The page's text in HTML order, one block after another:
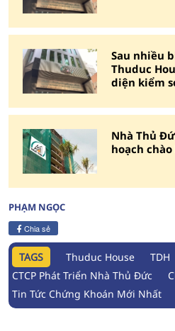
Sau nhiều
Thuduc
diện kiểm
Nhà Thủ
hoạch
PHẠM NGỌC
Chia sẻ
TAGS Thuduc House TDH
CTCP Phát Triển Nhà Thủ Đức
Tin Tức Chứng Khoán Mới Nhất